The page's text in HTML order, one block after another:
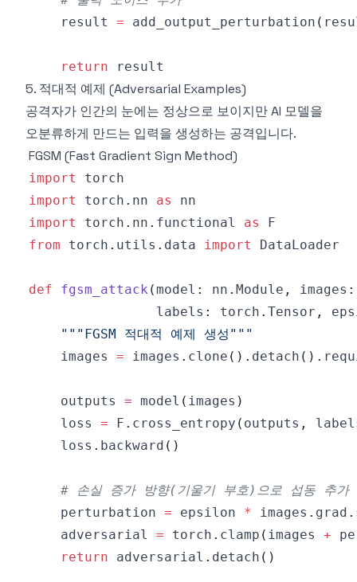
    result
= add_output_perturbation (
return
5. 적대적 예제 (Adversarial Examples)
공격자가 인간의 눈에는 정상으로 보이지만 AI 모델을
오분류하게 만드는 입력을 생성하는 공격입니다.
FGSM (Fast Gradient Sign Method)
import
import
torch . nn as
import
torch . nn . functional as
from torch . utils . data import
def fgsm_attack (model : nn . Module , images :
                labels
: torch . Tensor ,
"""FGSM 적대적 예제 생성"""
    images
= images . clone ( ) . detach ( ) .
    outputs
= model ( images )
    loss
= F . cross_entropy ( outputs ,
    loss
. backward ( )
# 손실 증가 방향(기울기 부호)으로 섭동 추가
    perturbation
= epsilon * images . grad .
    adversarial
= torch . clamp ( images +
return adversarial . detach ( )